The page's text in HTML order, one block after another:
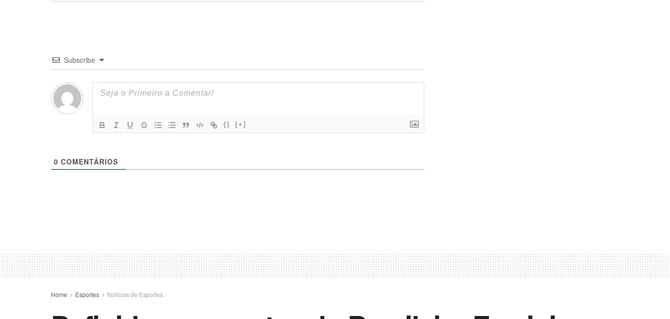
Subscribe
{} [+]
0 COMENTÁRIOS
Home Esportes Notícias de Esportes